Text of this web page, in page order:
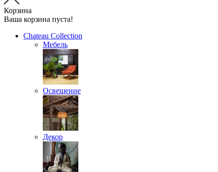
Корзина
Ваша корзина пуста!
Chateau Collection
Мебель
Освещение
Декор